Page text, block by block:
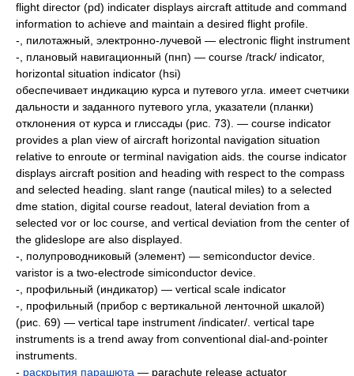
flight director (pd) indicater displays aircraft attitude and command
information to achieve and maintain a desired flight profile.
-, пилотажный, электронно-лучевой — electronic flight instrument
-, плановый навигационный (пнп) — course /track/ indicator,
horizontal situation indicator (hsi)
обеспечивает индикацию курса и путевого угла. имеет счетчики
дальности и заданного путевого угла, указатели (планки)
отклонения от курса и глиссады (рис. 73). — course indicator
provides a plan view of aircraft horizontal navigation situation
relative to enroute or terminal navigation aids. the course indicator
displays aircraft position and heading with respect to the compass
and selected heading. slant range (nautical miles) to a selected
dme station, digital course readout, lateral deviation from a
selected vor or loc course, and vertical deviation from the center of
the glideslope are also displayed.
-, полупроводниковый (элемент) — semiconductor device.
varistor is a two-electrode simiconductor device.
-, профильный (индикатор) — vertical scale indicator
-, профильный (прибор с вертикальной ленточной шкалой)
(рис. 69) — vertical tape instrument /indicater/. vertical tape
instruments is a trend away from conventional dial-and-pointer
instruments.
- раскрытия парашюта — parachute release actuator